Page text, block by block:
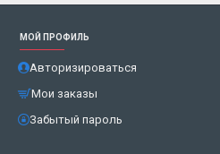
МОЙ ПРОФИЛЬ
Авторизироваться
Мои заказы
Забытый пароль